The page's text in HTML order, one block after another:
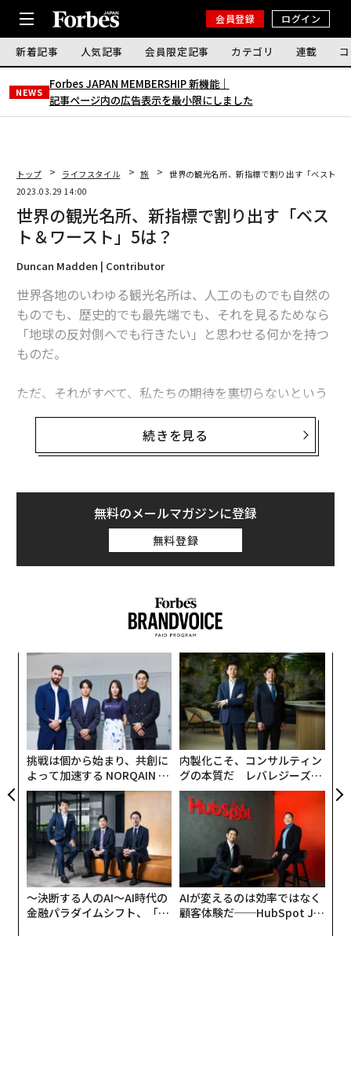
会員登録 ログイン
新着記事 人気記事 会員限定記事 カテゴリ 連載
NEWS
Forbes JAPAN MEMBERSHIP 新機能｜
記事ページ内の広告表示を最小限にしました
トップ ライフスタイル 旅
世界の観光名所、新指標で割り出す「ベスト＆
2023.03.29 14:00
世界の観光名所、新指標で割り出す「ベス
ト＆ワースト」5は？
Duncan Madden | Contributor
世界各地のいわゆる観光名所は、人工のものでも自然の
ものでも、歴史的でも最先端でも、それを見るためなら
「地球の反対側へでも行きたい」と思わせる何かを持つ
ものだ。
ただ、それがすべて、私たちの期待を裏切らないという
わけでもない。お金と時間を使って見に行く価値のある
もの、労力やコストに見合わないものは、どうすれば見
分けることができるだろうか？
旅行関連の情報を発信するブログ、Stasher（スタシャ
ー）は先ごろ、世界の観光名所99カ所を対象に、複数の
データから割り出したスコアに基づく新たなランキング
続きを見る
無料のメールマガジンに登録
無料登録
挑戦は個から始まり、共創に
よって加速する NORQAIN JA
PAN 特別座談会
内製化こそ、コンサルティン
グの本質だ レバレジーズが
実践する、次世代ファームの
全貌
〜決断する人のAI〜AI時代の
金融パラダイムシフト、「超
AIが変えるのは効率ではなく
顧客体験だ──HubSpot Ja